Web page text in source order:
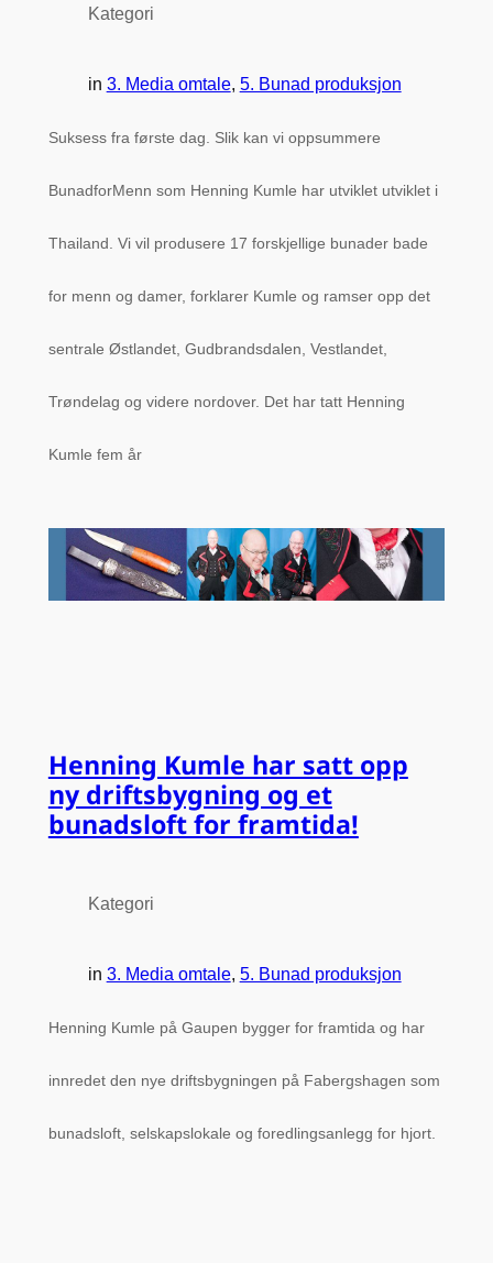
Kategori
in 3. Media omtale, 5. Bunad produksjon
Suksess fra første dag. Slik kan vi oppsummere
BunadforMenn som Henning Kumle har utviklet utviklet i
Thailand. Vi vil produsere 17 forskjellige bunader bade
for menn og damer, forklarer Kumle og ramser opp det
sentrale Østlandet, Gudbrandsdalen, Vestlandet,
Trøndelag og videre nordover. Det har tatt Henning
Kumle fem år
Henning Kumle har satt opp
ny driftsbygning og et
bunadsloft for framtida!
Kategori
in 3. Media omtale, 5. Bunad produksjon
Henning Kumle på Gaupen bygger for framtida og har
innredet den nye driftsbygningen på Fabergshagen som
bunadsloft, selskapslokale og foredlingsanlegg for hjort.